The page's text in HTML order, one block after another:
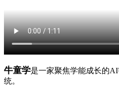
牛童学是一家聚焦学能成长的
统。